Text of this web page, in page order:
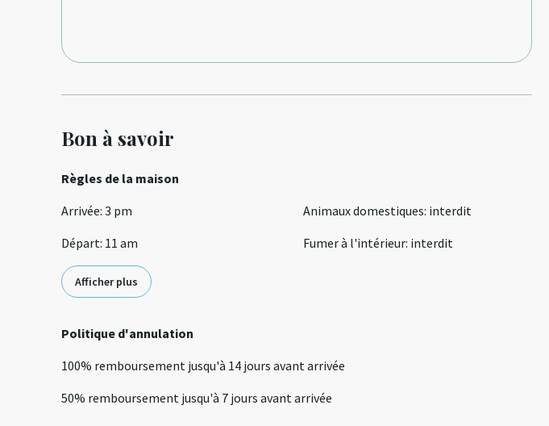
Bon à savoir
Règles de la maison
Arrivée: 3 pm
Départ: 11 am
Animaux domestiques: interdit
Fumer à l'intérieur: interdit
Afficher plus
Politique d'annulation
100% remboursement jusqu'à 14 jours avantarrivée
50% remboursement jusqu'à 7 jours avantarrivée